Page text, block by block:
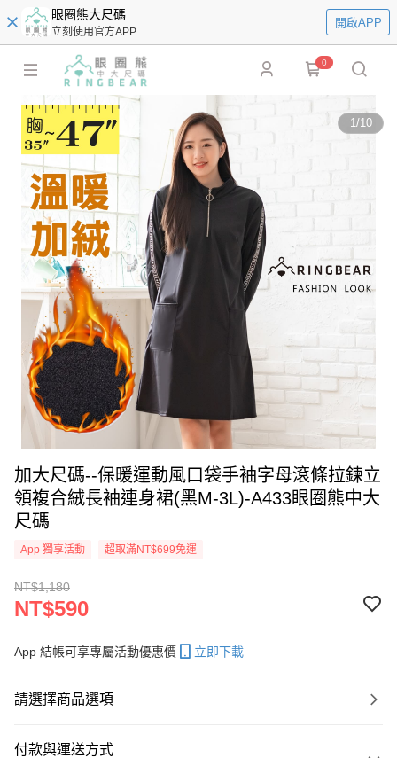
眼圈熊大尺碼
立刻使用官方APP
開啟APP
0
1/10
加大尺碼--保暖運動風口袋手袖字母滾條拉鍊立
領複合絨長袖連身裙(黑M-3L)-A433眼圈熊中大
尺碼
App 獨享活動 超取滿NT$699免運
NT$1,180
NT$590
App 結帳可享專屬活動優惠價 立即下載
請選擇商品選項
付款與運送方式